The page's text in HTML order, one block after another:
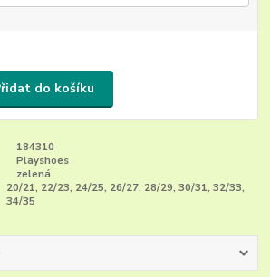
do košíku
184310
Playshoes
zelená
20/21, 22/23, 24/25, 26/27, 28/29, 30/31, 32/33,
34/35